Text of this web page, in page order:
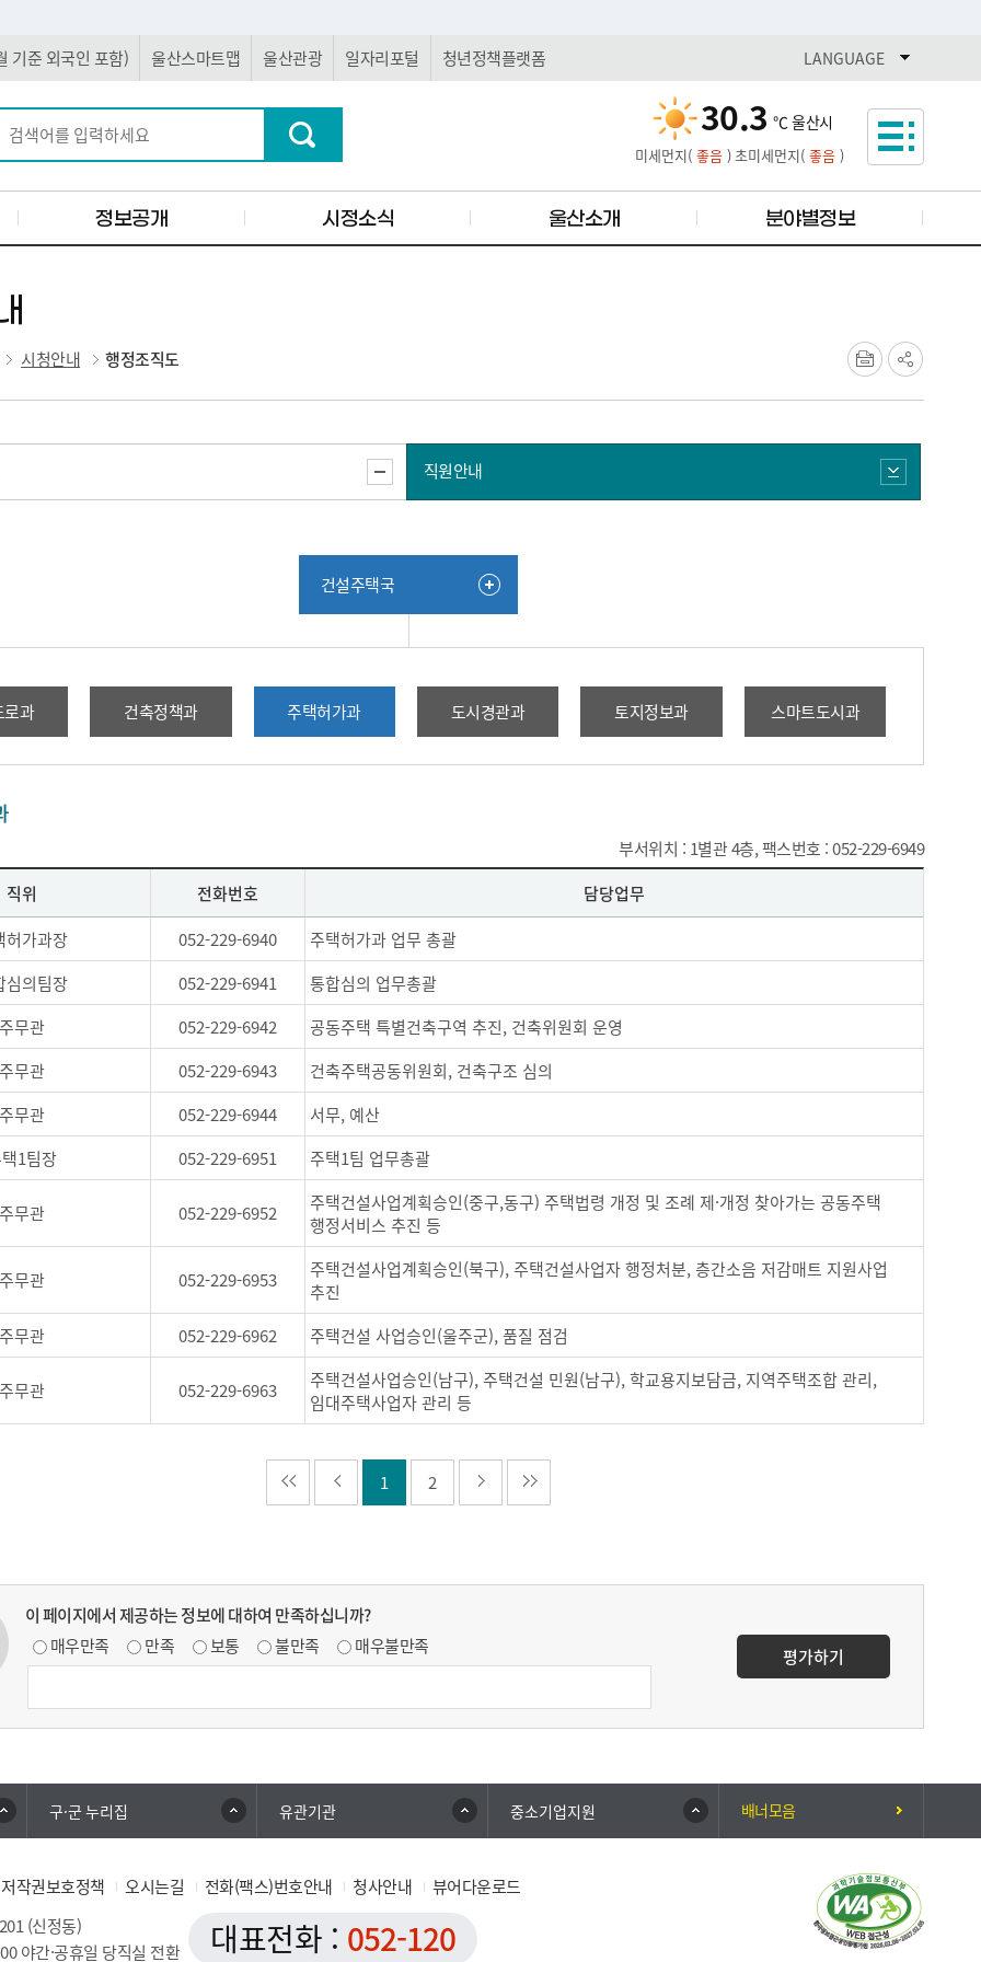
기준 외국인 포함) 울산스마트맵 울산관광 일자리포털 청년정책플랫폼 LANGUAGE열기
30.3 ℃ 울산시
미세먼지( 좋음 )초미세먼지( 좋음 )
정보공개 시정소식 울산소개 분야별정보
시청안내 행정조직도
직원안내
건설주택국
로과 건축정책과 주택허가과 도시경관과 토지정보과 스마트도시과
부서위치 : 1별관 4층, 팩스번호 : 052-229-6949
직위
전화번호
담당업무
허가과장
052-229-6940
주택허가과 업무 총괄
심의팀장
052-229-6941
통합심의 업무총괄
주무관
052-229-6942
공동주택 특별건축구역 추진, 건축위원회 운영
주무관
052-229-6943
건축주택공동위원회, 건축구조 심의
주무관
052-229-6944
서무, 예산
1팀장
052-229-6951 주택1팀 업무총괄
주무관 052-229-6952
주택건설사업계획승인(중구,동구) 주택법령 개정 및 조례 제·개정 찾아가는 공동주택
행정서비스 추진 등
주무관 052-229-6953
주택건설사업계획승인(북구), 주택건설사업자 행정처분, 층간소음 저감매트 지원사업
추진
주무관
052-229-6962 주택건설 사업승인(울주군), 품질 점검
주무관 052-229-6963
주택건설사업승인(남구), 주택건설 민원(남구), 학교용지보담금, 지역주택조합 관리,
임대주택사업자 관리 등
1 2
이 페이지에서 제공하는 정보에 대하여 만족하십니까?
매우만족
만족 보통 불만족 매우불만족 평가하기
구·군 누리집 유관기관 중소기업지원 배너모음
저작권보호정책 오시는길 전화(팩스)번호안내 청사안내
뷰어다운로드
(신정동)
야간·공휴일 당직실 전환
대표전화 : 052-120